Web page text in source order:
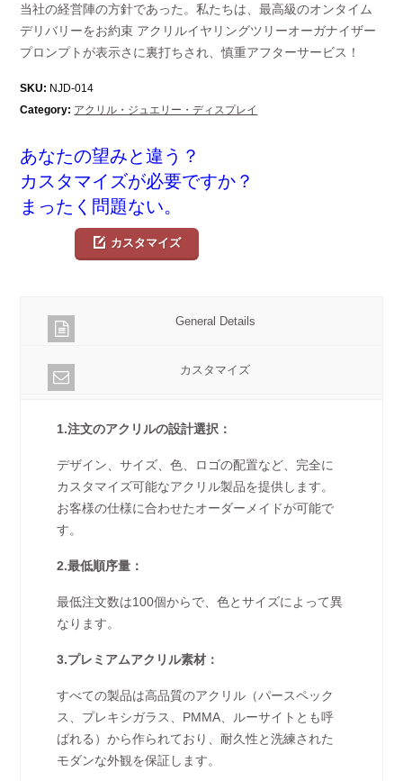
当社の経営陣の方針であった。私たちは、最高級のオンタイム
デリバリーをお約束 アクリルイヤリングツリーオーガナイザー
プロンプトが表示さに裏打ちされ、慎重アフターサービス！
SKU: NJD-014
Category: アクリル・ジュエリー・ディスプレイ
あなたの望みと違う？
カスタマイズが必要ですか？
まったく問題ない。
カスタマイズ
General Details
カスタマイズ
1.注文のアクリルの設計選択：
デザイン、サイズ、色、ロゴの配置など、完全に
カスタマイズ可能なアクリル製品を提供します。
お客様の仕様に合わせたオーダーメイドが可能で
す。
2.最低順序量：
最低注文数は100個からで、色とサイズによって異
なります。
3.プレミアムアクリル素材：
すべての製品は高品質のアクリル（パースペック
ス、プレキシガラス、PMMA、ルーサイトとも呼
ばれる）から作られており、耐久性と洗練された
モダンな外観を保証します。